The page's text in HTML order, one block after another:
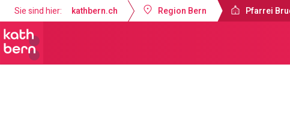
Sie sind hier: kathbern.ch Region Bern Pfarrei